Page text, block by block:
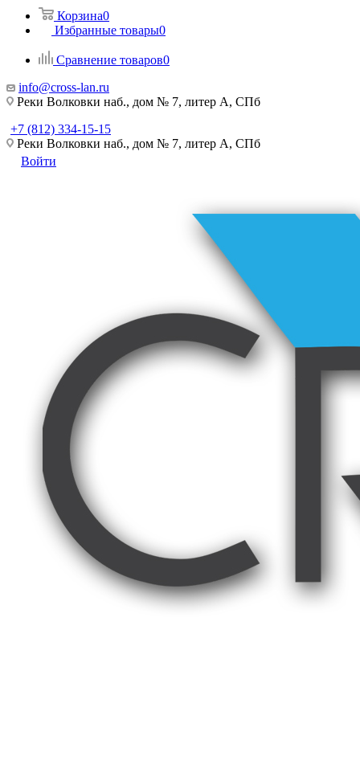
Корзина0
Избранные товары0
Сравнение товаров0
info@cross-lan.ru
Реки Волковки наб., дом № 7, литер А, СПб
+7 (812) 334-15-15
Реки Волковки наб., дом № 7, литер А, СПб
Войти